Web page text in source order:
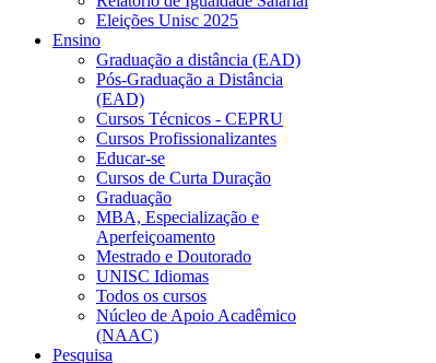
Eleições Unisc 2025
Ensino
Graduação a distância (EAD)
Pós-Graduação a Distância
(EAD)
Cursos Técnicos - CEPRU
Cursos Profissionalizantes
Educar-se
Cursos de Curta Duração
Graduação
MBA, Especialização e
Aperfeiçoamento
Mestrado e Doutorado
UNISC Idiomas
Todos os cursos
Núcleo de Apoio Acadêmico
(NAAC)
Pesquisa